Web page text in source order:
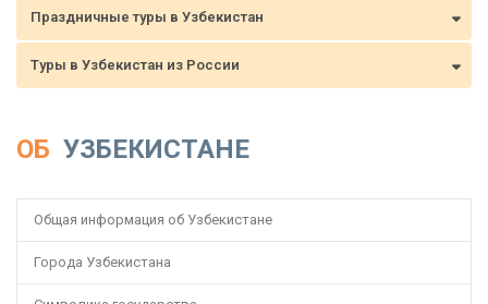
Праздничные туры в Узбекистан
Туры в Узбекистан из России
ОБ УЗБЕКИСТАНЕ
Общая информация об Узбекистане
Города Узбекистана